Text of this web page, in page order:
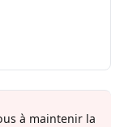
à maintenir la